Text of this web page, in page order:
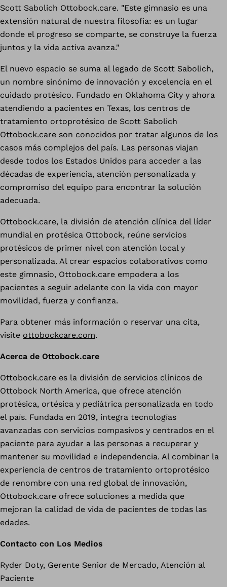
Scott Sabolich Ottobock.care. "Este gimnasio es una
extensión natural de nuestra filosofía: es un lugar
donde el progreso se comparte, se construye la fuerza
juntos y la vida activa avanza."
El nuevo espacio se suma al legado de Scott Sabolich,
un nombre sinónimo de innovación y excelencia en el
cuidado protésico. Fundado en Oklahoma City y ahora
atendiendo a pacientes en Texas, los centros de
tratamiento ortoprotésico de Scott Sabolich
Ottobock.care son conocidos por tratar algunos de los
casos más complejos del país. Las personas viajan
desde todos los Estados Unidos para acceder a las
décadas de experiencia, atención personalizada y
compromiso del equipo para encontrar la solución
adecuada.
Ottobock.care, la división de atención clínica del líder
mundial en protésica Ottobock, reúne servicios
protésicos de primer nivel con atención local y
personalizada. Al crear espacios colaborativos como
este gimnasio, Ottobock.care empodera a los
pacientes a seguir adelante con la vida con mayor
movilidad, fuerza y confianza.
Para obtener más información o reservar una cita,
visite ottobockcare.com.
Acerca de Ottobock.care
Ottobock.care es la división de servicios clínicos de
Ottobock North America, que ofrece atención
protésica, ortésica y pediátrica personalizada en todo
el país. Fundada en 2019, integra tecnologías
avanzadas con servicios compasivos y centrados en el
paciente para ayudar a las personas a recuperar y
mantener su movilidad e independencia. Al combinar la
experiencia de centros de tratamiento ortoprotésico
de renombre con una red global de innovación,
Ottobock.care ofrece soluciones a medida que
mejoran la calidad de vida de pacientes de todas las
edades.
Contacto con Los Medios
Ryder Doty, Gerente Senior de Mercado, Atención al
Paciente